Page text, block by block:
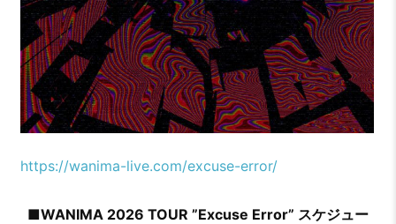
https://wanima-live.com/excuse-error/
■WANIMA 2026 TOUR ”Excuse Error” スケジュー